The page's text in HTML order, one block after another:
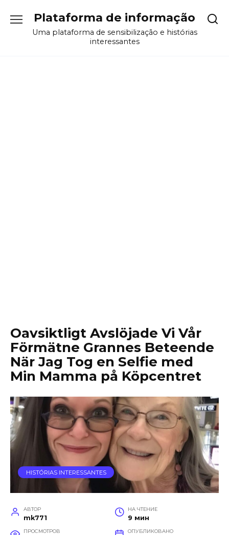
содержанию
Plataforma de informação
Uma plataforma de sensibilização e histórias
interessantes
Oavsiktligt Avslöjade Vi Vår
Förmätne Grannes Beteende
När Jag Tog en Selfie med
Min Mamma på Köpcentret
HISTÓRIAS INTERESSANTES
АВТОР
mk771
НА ЧТЕНИЕ
9 мин
ПРОСМОТРОВ ОПУБЛИКОВАНО